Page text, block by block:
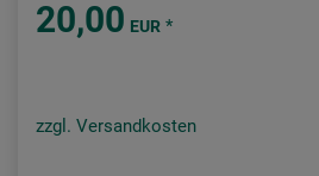
20,00 EUR *
zzgl. Versandkosten